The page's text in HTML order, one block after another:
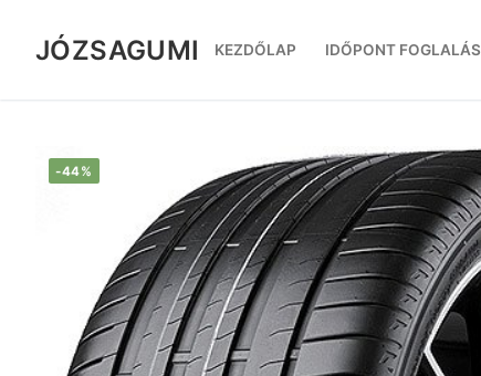
tartalomra
JÓZSAGUMI KEZDŐLAP IDŐPONT FOGLALÁS
-44%